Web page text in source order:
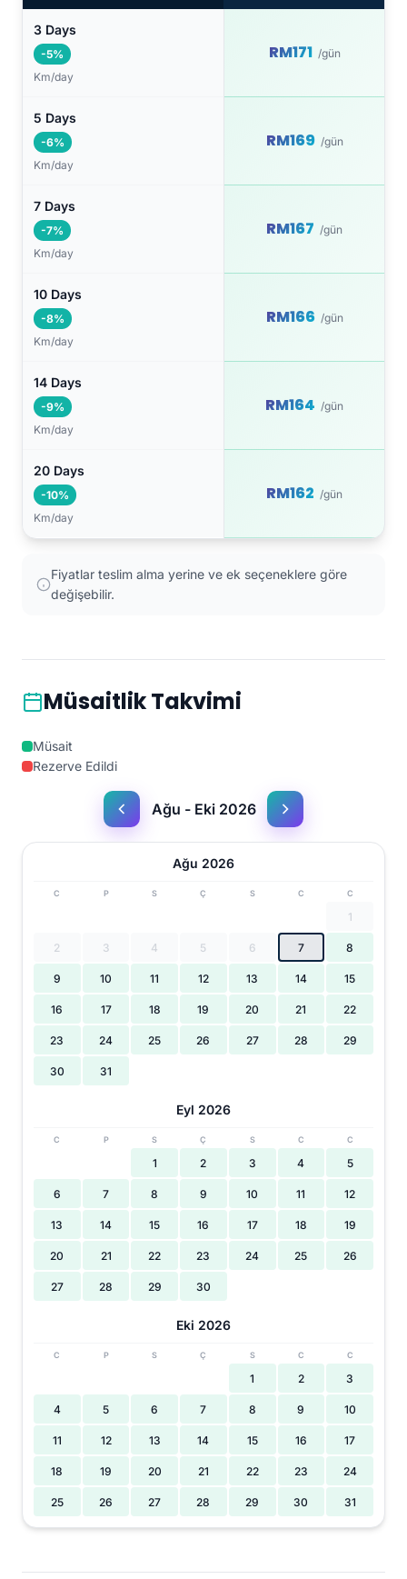
3 Days
-5%
Km/day
RM171 /gün
5 Days
-6%
Km/day
RM169 /gün
7 Days
-7%
Km/day
RM167 /gün
10 Days
-8%
Km/day
RM166 /gün
14 Days
-9%
Km/day
RM164 /gün
20 Days
-10%
Km/day
RM162 /gün
Fiyatlar teslim alma yerine ve ek seçeneklere göre
değişebilir.
Müsaitlik Takvimi
Müsait
Rezerve Edildi
Ağu - Eki 2026
Ağu 2026
C P S Ç S C C
1
2 3 4 5 6 7 8
9 10 11 12 13 14 15
16 17 18 19 20 21 22
23 24 25 26 27 28 29
30 31
Eyl 2026
C P S Ç S C C
1 2 3 4 5
6 7 8 9 10 11 12
13 14 15 16 17 18 19
20 21 22 23 24 25 26
27 28 29 30
Eki 2026
C P S Ç S C C
1 2 3
4 5 6 7 8 9 10
11 12 13 14 15 16 17
18 19 20 21 22 23 24
25 26 27 28 29 30 31